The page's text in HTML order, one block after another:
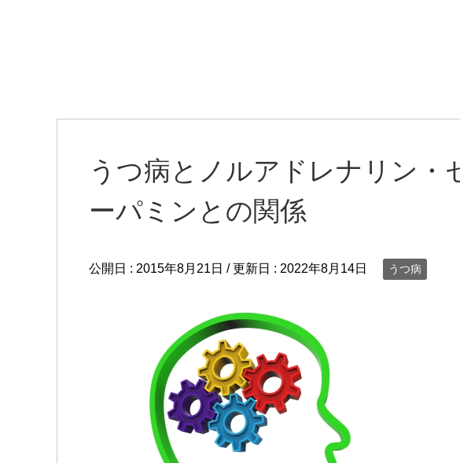
うつ病とノルアドレナリン・
ーパミンとの関係
公開日 : 2015年8月21日 / 更新日 : 2022年8月14日 うつ病